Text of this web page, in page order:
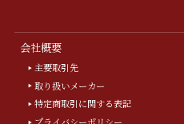
会社概要
主要取引先
取り扱いメーカー
特定商取引に関する表記